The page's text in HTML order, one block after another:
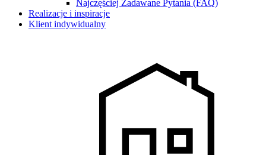
Najczęściej Zadawane Pytania (FAQ)
Realizacje i inspiracje
Klient indywidualny